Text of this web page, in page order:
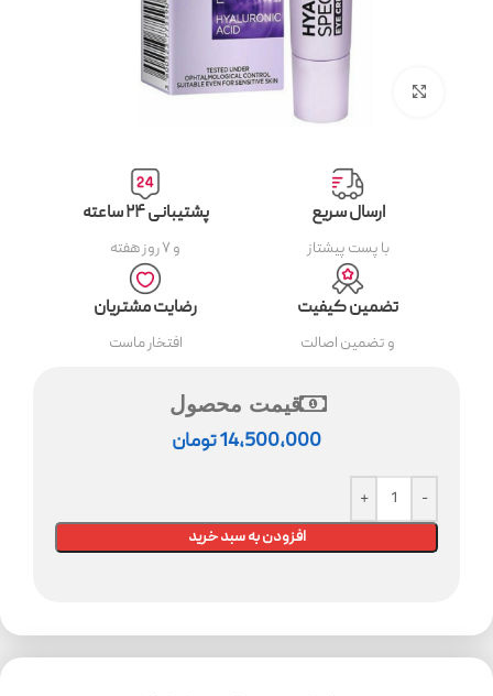
ارسال سریع
با پست پیشتاز
پشتیبانی ۲۴ ساعته
و ۷ روز هفته
تضمین کیفیت
و تضمین اصالت
رضایت مشتریان
افتخار ماست
قیمت محصول
14,500,000تومان
افزودن به سبد خرید